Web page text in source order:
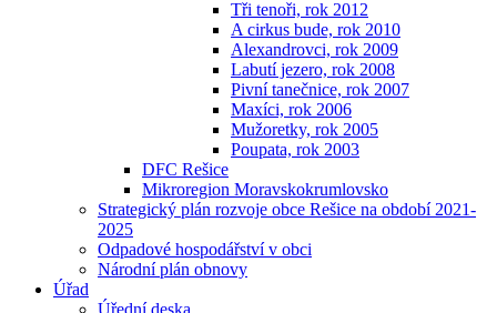
Tři tenoři, rok 2012
A cirkus bude, rok 2010
Alexandrovci, rok 2009
Labutí jezero, rok 2008
Pivní tanečnice, rok 2007
Maxíci, rok 2006
Mužoretky, rok 2005
Poupata, rok 2003
DFC Rešice
Mikroregion Moravskokrumlovsko
Strategický plán rozvoje obce Rešice na období 2021-
2025
Odpadové hospodářství v obci
Národní plán obnovy
Úřad
Úřední deska